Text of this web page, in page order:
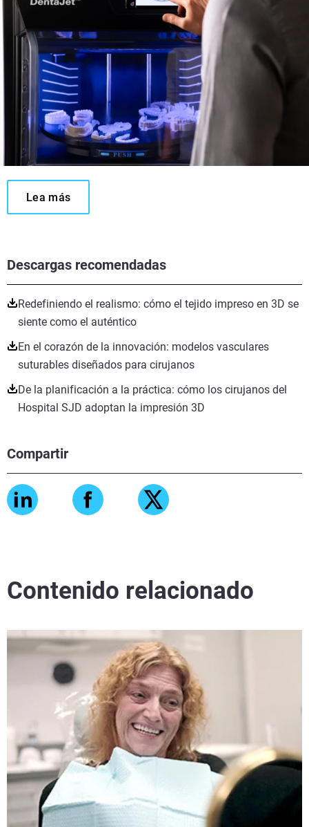
Descargas recomendadas
Redefiniendo el realismo: cómo el tejido impreso en 3D se
siente como el auténtico
En el corazón de la innovación: modelos vasculares
suturables diseñados para cirujanos
De la planificación a la práctica: cómo los cirujanos del
Hospital SJD adoptan la impresión 3D
Compartir
Lea más
Contenido relacionado